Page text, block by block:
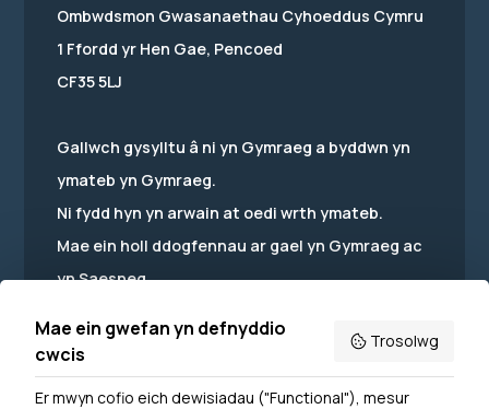
Ombwdsmon Gwasanaethau Cyhoeddus Cymru
1 Ffordd yr Hen Gae, Pencoed
CF35 5LJ
Gallwch gysylltu â ni yn Gymraeg a byddwn yn
ymateb yn Gymraeg.
Ni fydd hyn yn arwain at oedi wrth ymateb.
Mae ein holl ddogfennau ar gael yn Gymraeg ac
yn Saesneg.
Powered by Translate
Mae ein gwefan yn defnyddio
cwcis
Trosolwg
Er mwyn cofio eich dewisiadau ("Functional"), mesur